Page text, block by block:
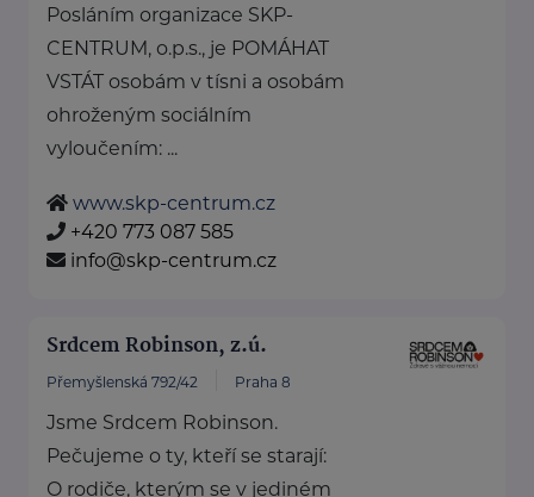
Posláním organizace SKP-
CENTRUM, o.p.s., je POMÁHAT
VSTÁT osobám v tísni a osobám
ohroženým sociálním
vyloučením: ...
www.skp-centrum.cz
+420 773 087 585
info@skp-centrum.cz
Srdcem Robinson, z.ú.
Přemyšlenská 792/42 Praha 8
Jsme Srdcem Robinson.
Pečujeme o ty, kteří se starají:
O rodiče, kterým se v jediném